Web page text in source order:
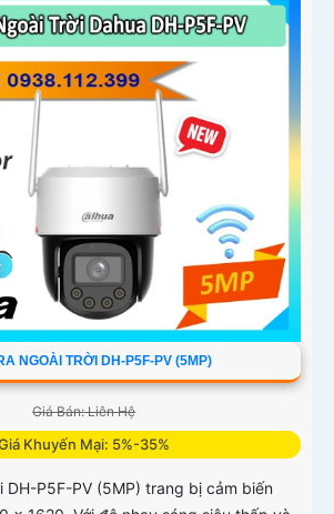
NGOÀI TRỜI DH-P5F-PV (5MP)
Giá Bán: Liên Hệ
Khuyến Mại: 5%-35%
DH-P5F-PV (5MP) trang bị cảm biến